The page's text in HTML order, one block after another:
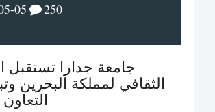
05
250
جامعة جدارا تستقبل
الثقافي لمملكة البحرين